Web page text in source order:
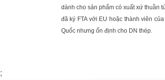
dành cho sản phẩm có xuất xứ thuần
đã ký FTA với EU hoặc thành viên
Quốc nhưng ổn định cho DN thép.
;